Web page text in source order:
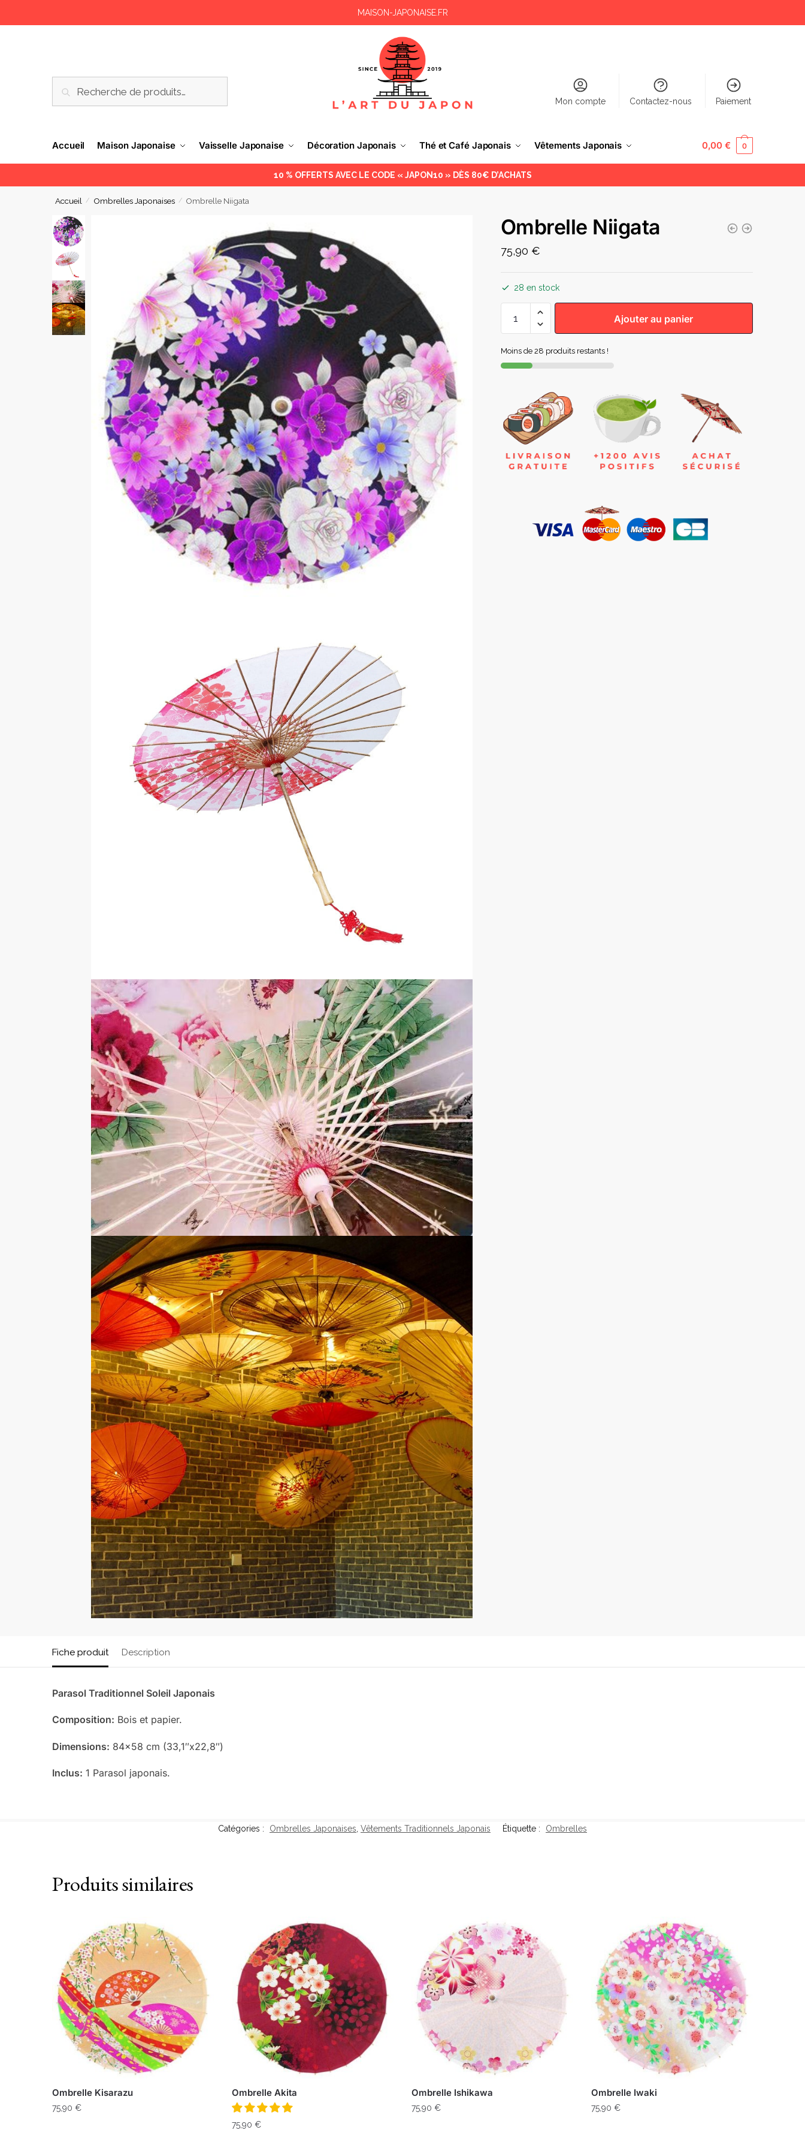
MAISON-JAPONAISE.FR
RECHERCHE
Mon compte Contactez-nous Paiement
Accueil Maison Japonaise Vaisselle Japonaise Décoration Japonais Thé et Café Japonais Vêtements Japonais 0,00€ 0
10 % OFFERTS AVEC LE CODE « JAPON10 » DÈS 80€ D’ACHATS
Accueil / Ombrelles Japonaises / Ombrelle Niigata
Ombrelle Niigata
75,90 €
28 en stock
Ajouter au panier
Moins de 28 produits restants !
Fiche produit Description
Parasol Traditionnel Soleil Japonais
Composition: Bois et papier.
Dimensions: 84×58 cm (33,1″x22,8″)
Inclus: 1 Parasol japonais.
Catégories : Ombrelles Japonaises Vêtements Traditionnels Japonais Étiquette : Ombrelles
Produits similaires
Ombrelle Kisarazu
75,90€
Ombrelle Akita
75,90€
Ombrelle Ishikawa
75,90 €
Ombrelle Iwaki
75,90 €